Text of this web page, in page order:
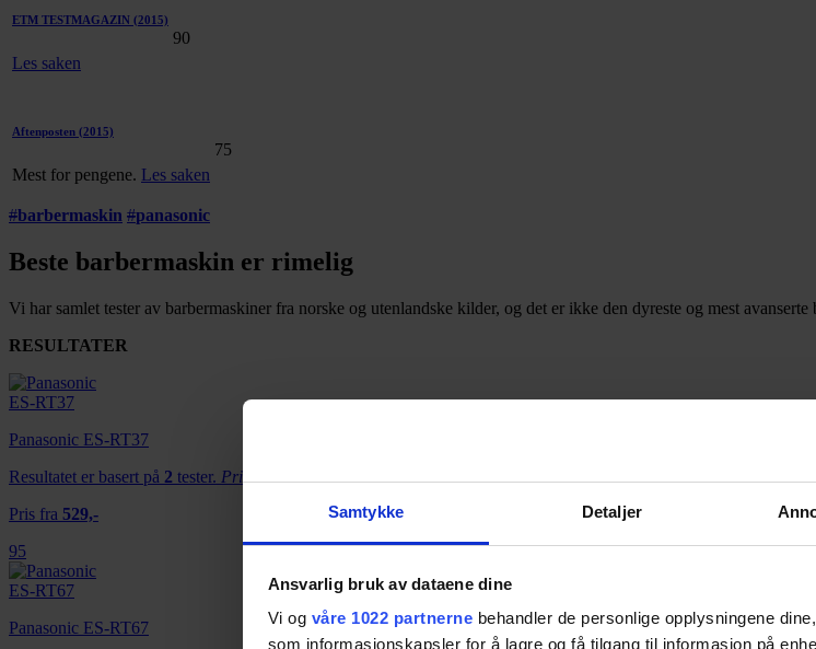
Samtykke Detaljer
Ansvarlig bruk av dataene dine
Vi og våre 1022 partnerne behandler de personlige opplysningene
som informasjonskapsler for å lagre og få tilgang til informasjon på
ETM TESTMAGAZIN (2015)
Les saken
90
Aftenposten (2015)
Mest for pengene. Les saken
75
#barbermaskin #panasonic
Beste barbermaskin er rimelig
Vi har samlet tester av barbermaskiner fra norske og utenlandske kilder, og det er ikke den dyreste og mest
RESULTATER
Panasonic ES-RT37
Resultatet er basert på 2 tester. Pris fra
Pris fra 529,-
95
Panasonic ES-RT67